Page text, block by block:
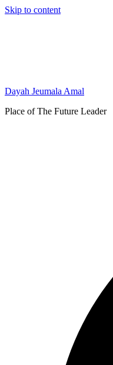
Skip to content
Dayah Jeumala Amal
Place of The Future Leader